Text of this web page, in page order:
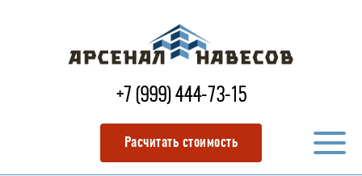
+7 (999) 444-73-15
Расчитать стоимость